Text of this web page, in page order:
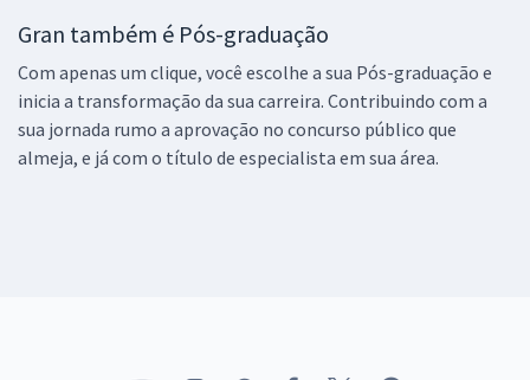
Gran também é Pós-graduação
Com apenas um clique, você escolhe a sua Pós-graduação e
inicia a transformação da sua carreira. Contribuindo com a
sua jornada rumo a aprovação no concurso público que
almeja, e já com o título de especialista em sua área.